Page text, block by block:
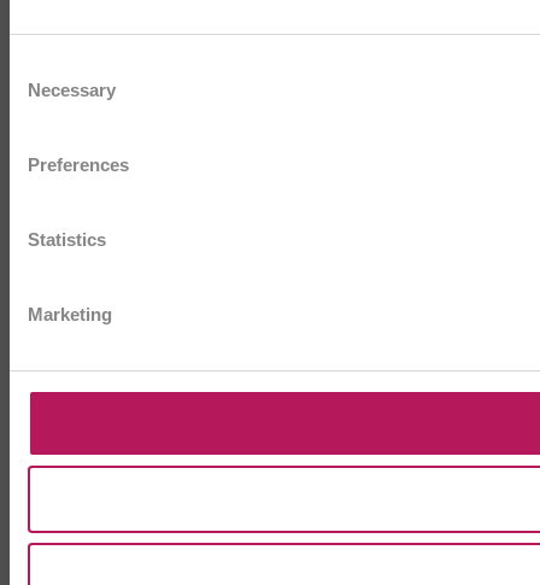
Selection
Necessary
Preferences
Statistics
Marketing